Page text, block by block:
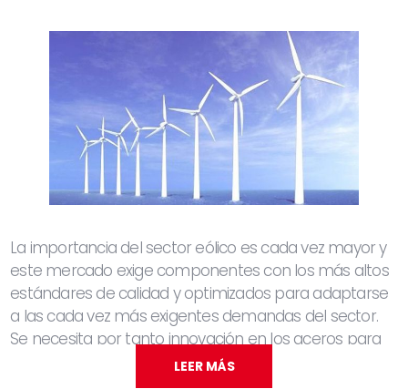
La importancia del sector eólico es cada vez mayor y
este mercado exige componentes con los más altos
estándares de calidad y optimizados para adaptarse
a las cada vez más exigentes demandas del sector.
Se necesita por tanto innovación en los aceros para
cubrir los cada vez más rigurosos requerimientos.
LEER MÁS